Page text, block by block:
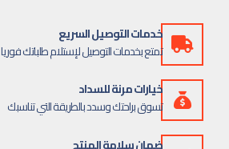
خدمات التوصيل السريع
تمتع بخدمات التوصيل لإستلام طلباتك فوريا
خيارات مرنة للسداد
تسوق براحتك وسدد بالطريقة التي تناسبك